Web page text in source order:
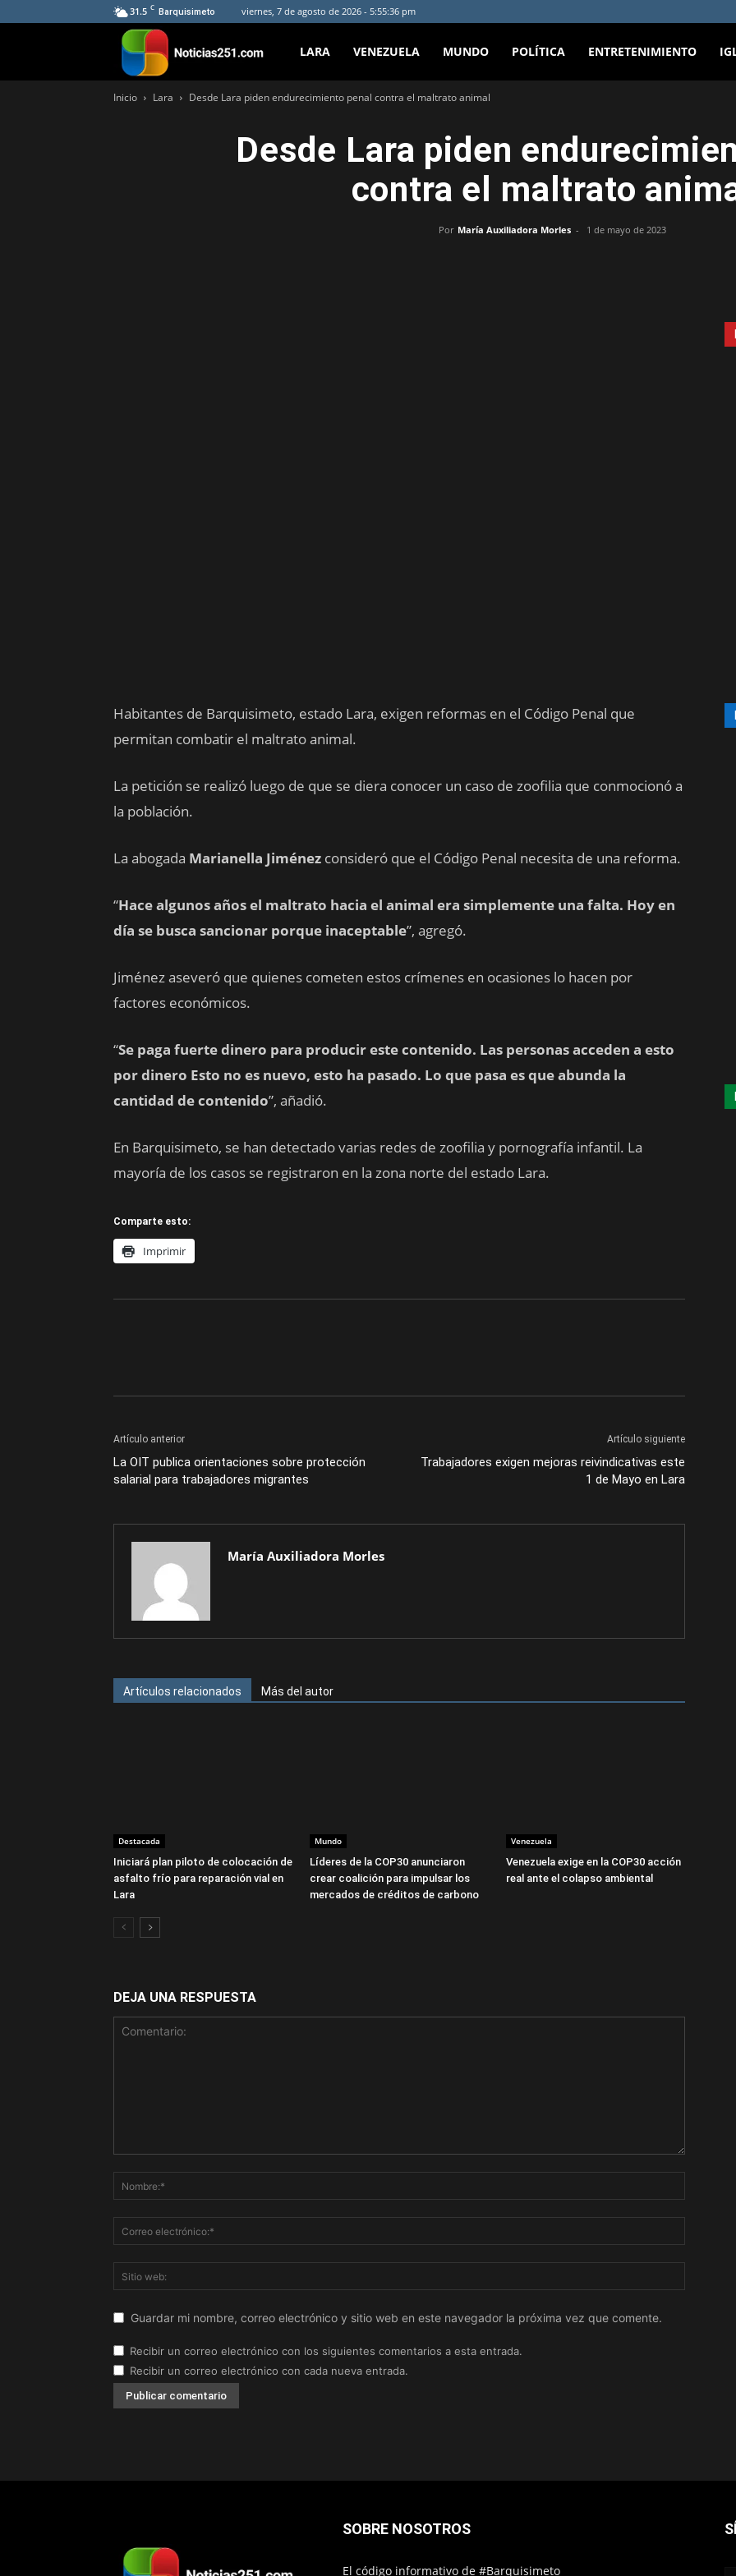
31.5 C Barquisimeto viernes, 7 de agosto de 2026 - 5:55:36 pm
Noticias251
LARA VENEZUELA MUNDO POLÍTICA ENTRETENIMIENTO
Inicio Lara Desde Lara piden endurecimiento penal contra el maltrato animal
Desde Lara piden
contra el maltrato
Por María Auxiliadora Morles - 1 de mayo de 2023
Habitantes de Barquisimeto, estado Lara, exigen reformas en el Código Penal que
permitan combatir el maltrato animal.
La petición se realizó luego de que se diera conocer un caso de zoofilia que conmocionó a
la población.
La abogada Marianella Jiménez consideró que el Código Penal necesita de una reforma.
“Hace algunos años el maltrato hacia el animal era simplemente una falta. Hoy en
día se busca sancionar porque inaceptable”, agregó.
Jiménez aseveró que quienes cometen estos crímenes en ocasiones lo hacen por
factores económicos.
“Se paga fuerte dinero para producir este contenido. Las personas acceden a esto
por dinero Esto no es nuevo, esto ha pasado. Lo que pasa es que abunda la
cantidad de contenido”, añadió.
En Barquisimeto, se han detectado varias redes de zoofilia y pornografía infantil. La
mayoría de los casos se registraron en la zona norte del estado Lara.
Comparte esto:
Imprimir
Artículo anterior
La OIT publica orientaciones sobre protección
salarial para trabajadores migrantes
Artículo siguiente
Trabajadores exigen mejoras reivindicativas este
1 de Mayo en Lara
María Auxiliadora Morles
Artículos relacionados Más del autor
Destacada
Iniciará plan piloto de colocación de
asfalto frío para reparación vial en
Lara
Mundo
Líderes de la COP30 anunciaron
crear coalición para impulsar los
mercados de créditos de carbono
Venezuela
Venezuela exige en la COP30 acción
real ante el colapso ambiental
DEJA UNA RESPUESTA
Guardar mi nombre, correo electrónico y sitio web en este navegador la próxima vez que comente.
Recibir un correo electrónico con los siguientes comentarios a esta entrada.
Recibir un correo electrónico con cada nueva entrada.
SOBRE NOSOTROS
El código informativo de #Barquisimeto